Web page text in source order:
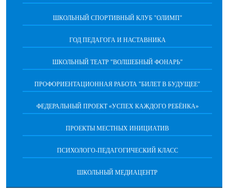
ШКОЛЬНЫЙ СПОРТИВНЫЙ КЛУБ "ОЛИМП"
ГОД ПЕДАГОГА И НАСТАВНИКА
ШКОЛЬНЫЙ ТЕАТР "ВОЛШЕБНЫЙ ФОНАРЬ"
ПРОФОРИЕНТАЦИОННАЯ РАБОТА "БИЛЕТ В БУДУЩЕЕ"
ФЕДЕРАЛЬНЫЙ ПРОЕКТ «УСПЕХ КАЖДОГО РЕБЁНКА»
ПРОЕКТЫ МЕСТНЫХ ИНИЦИАТИВ
ПСИХОЛОГО-ПЕДАГОГИЧЕСКИЙ КЛАСС
ШКОЛЬНЫЙ МЕДИАЦЕНТР